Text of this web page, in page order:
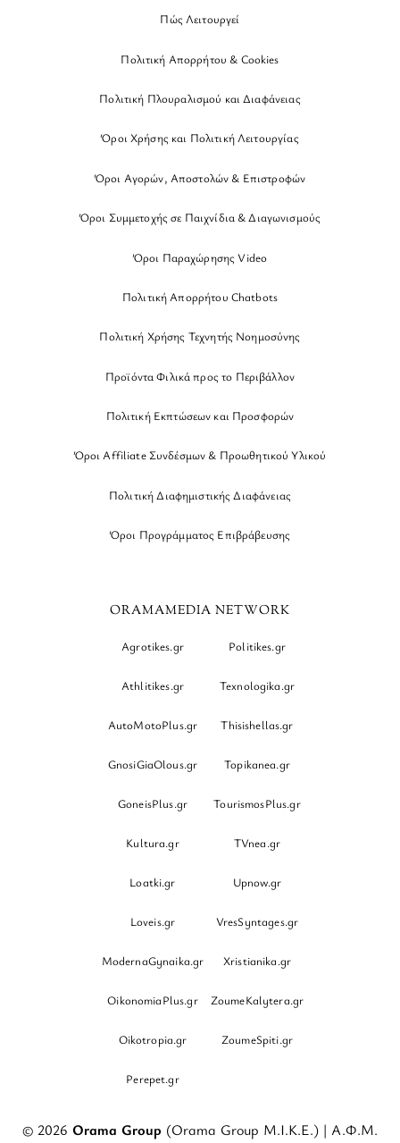
Πώς Λειτουργεί
Πολιτική Απορρήτου & Cookies
Πολιτική Πλουραλισμού και Διαφάνειας
Όροι Χρήσης και Πολιτική Λειτουργίας
Όροι Αγορών, Αποστολών & Επιστροφών
Όροι Συμμετοχής σε Παιχνίδια & Διαγωνισμούς
Όροι Παραχώρησης Video
Πολιτική Απορρήτου Chatbots
Πολιτική Χρήσης Τεχνητής Νοημοσύνης
Προϊόντα Φιλικά προς το Περιβάλλον
Πολιτική Εκπτώσεων και Προσφορών
Όροι Affiliate Συνδέσμων & Προωθητικού Υλικού
Πολιτική Διαφημιστικής Διαφάνειας
Όροι Προγράμματος Επιβράβευσης
ORAMAMEDIA NETWORK
Agrotikes.gr Politikes.gr
Athlitikes.gr Texnologika.gr
AutoMotoPlus.gr Thisishellas.gr
GnosiGiaOlous.gr Topikanea.gr
GoneisPlus.gr TourismosPlus.gr
Kultura.gr TVnea.gr
Loatki.gr Upnow.gr
Loveis.gr VresSyntages.gr
ModernaGynaika.gr Xristianika.gr
OikonomiaPlus.gr ZoumeKalytera.gr
Oikotropia.gr ZoumeSpiti.gr
Perepet.gr
© 2026 Orama Group (Orama Group Μ.Ι.Κ.Ε.) | Α.Φ.Μ.